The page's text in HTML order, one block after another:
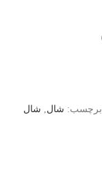
برچسب: شال, شال